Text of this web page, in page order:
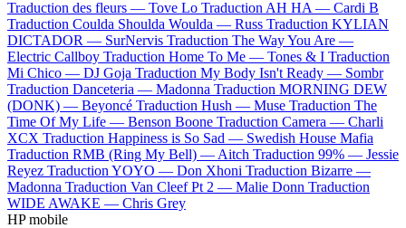
Traduction des fleurs — Tove Lo Traduction AH HA — Cardi B
Traduction Coulda Shoulda Woulda — Russ Traduction KYLIAN
DICTADOR — SurNervis Traduction The Way You Are —
Electric Callboy Traduction Home To Me — Tones & I Traduction
Mi Chico — DJ Goja Traduction My Body Isn't Ready — Sombr
Traduction Danceteria — Madonna Traduction MORNING DEW
(DONK) — Beyoncé Traduction Hush — Muse Traduction The
Time Of My Life — Benson Boone Traduction Camera — Charli
XCX Traduction Happiness is So Sad — Swedish House Mafia
Traduction RMB (Ring My Bell) — Aitch Traduction 99% — Jessie
Reyez Traduction YOYO — Don Xhoni Traduction Bizarre —
Madonna Traduction Van Cleef Pt 2 — Malie Donn Traduction
WIDE AWAKE — Chris Grey
HP mobile